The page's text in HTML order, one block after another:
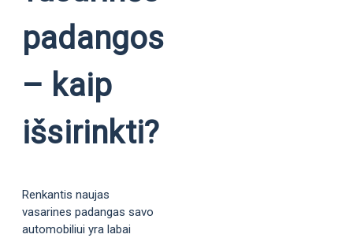
padangos
– kaip
išsirinkti?
Renkantis naujas
vasarines padangas savo
automobiliui yra labai